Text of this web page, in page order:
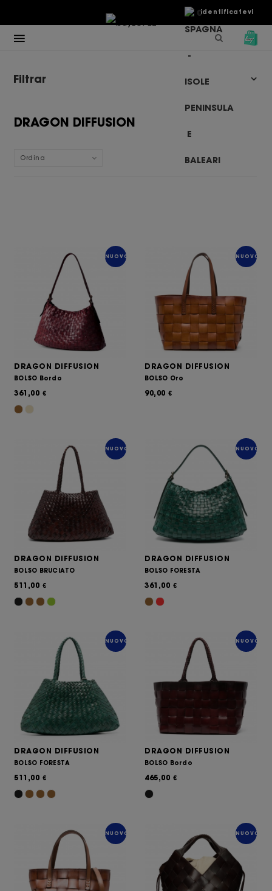
Identificatevi
€
DRAGON DIFFUSION
Ordina
NUOVO
DRAGON DIFFUSION
BOLSO Bordo
361,00 €
NUOVO
DRAGON DIFFUSION
BOLSO Oro
90,00 €
NUOVO
DRAGON DIFFUSION
BOLSO BRUCIATO
511,00 €
NUOVO
DRAGON DIFFUSION
BOLSO FORESTA
361,00 €
NUOVO
DRAGON DIFFUSION
BOLSO FORESTA
511,00 €
NUOVO
DRAGON DIFFUSION
BOLSO Bordo
465,00 €
NUOVO NUOVO
Filtrar